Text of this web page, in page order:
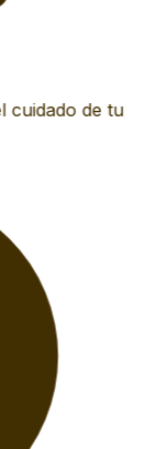
cuidado de tu